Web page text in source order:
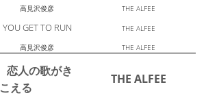
高見沢俊彦 THE ALFEE
YOU GET TO RUN THE ALFEE
高見沢俊彦 THE ALFEE
恋人の歌がき
こえる
THE ALFEE